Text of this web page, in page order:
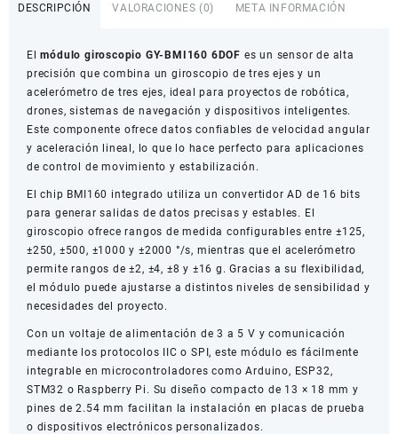
DESCRIPCIÓN VALORACIONES (0) META INFORMACIÓN
Elmódulo giroscopio GY-BMI160 6DOF es un sensor de alta
precisión que combina un giroscopio de tres ejes y un
acelerómetro de tres ejes, ideal para proyectos de robótica,
drones, sistemas de navegación y dispositivos inteligentes.
Este componente ofrece datos confiables de velocidad angular
y aceleración lineal, lo que lo hace perfecto para aplicaciones
de control de movimiento y estabilización.
El chip BMI160 integrado utiliza un convertidor AD de 16 bits
para generar salidas de datos precisas y estables. El
giroscopio ofrece rangos de medida configurables entre ±125,
±250, ±500, ±1000 y ±2000 °/s, mientras que el acelerómetro
permite rangos de ±2, ±4, ±8 y ±16 g. Gracias a su flexibilidad,
el módulo puede ajustarse a distintos niveles de sensibilidad y
necesidades del proyecto.
Con un voltaje de alimentación de 3 a 5 V y comunicación
mediante los protocolos IIC o SPI, este módulo es fácilmente
integrable en microcontroladores como Arduino, ESP32,
STM32 o Raspberry Pi. Su diseño compacto de 13 × 18 mm y
pines de 2.54 mm facilitan la instalación en placas de prueba
o dispositivos electrónicos personalizados.